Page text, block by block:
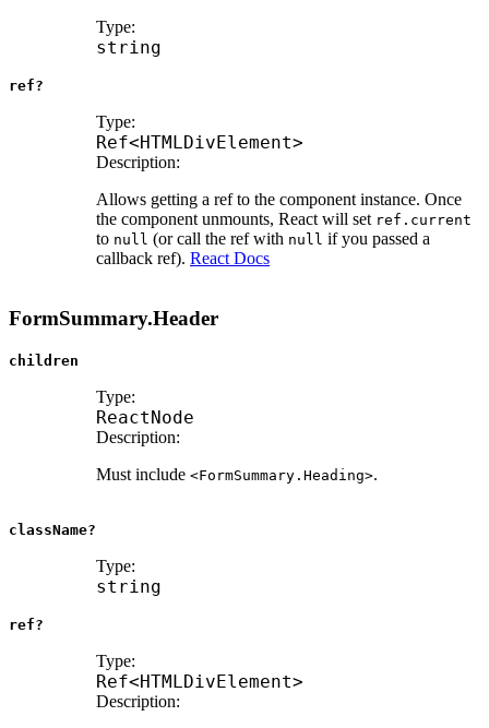
Type:
string
ref?
Type:
Ref<HTMLDivElement>
Description:
Allows getting a ref to the component instance. Once
the component unmounts, React will set ref.current
to null (or call the ref with null if you passed a
callback ref). React Docs
FormSummary.Header
children
Type:
ReactNode
Description:
Must include <FormSummary.Heading>.
className?
Type:
string
ref?
Type:
Ref<HTMLDivElement>
Description: